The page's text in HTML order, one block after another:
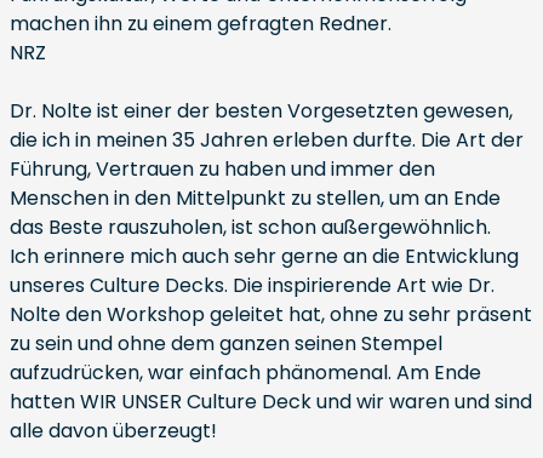
machen ihn zu einem gefragten Redner.
NRZ
Dr. Nolte ist einer der besten Vorgesetzten gewesen,
die ich in meinen 35 Jahren erleben durfte. Die Art der
Führung, Vertrauen zu haben und immer den
Menschen in den Mittelpunkt zu stellen, um an Ende
das Beste rauszuholen, ist schon außergewöhnlich.
Ich erinnere mich auch sehr gerne an die Entwicklung
unseres Culture Decks. Die inspirierende Art wie Dr.
Nolte den Workshop geleitet hat, ohne zu sehr präsent
zu sein und ohne dem ganzen seinen Stempel
aufzudrücken, war einfach phänomenal. Am Ende
hatten WIR UNSER Culture Deck und wir waren und sind
alle davon überzeugt!